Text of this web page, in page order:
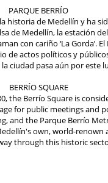
PARQUE BERRÍO
de Medellín y ha
de Medellín, la estación
con cariño ‘La
actos políticos y
ciudad pasa aún por este
BERRÍO SQUARE
Berrío Square is
for public meetings and
and the Parque Berrío
own, world-
through this historic